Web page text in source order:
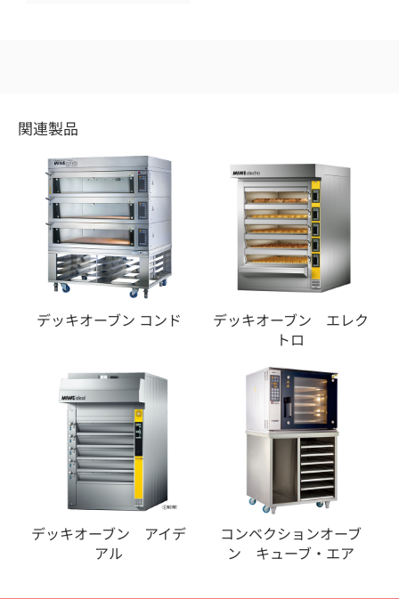
関連製品
デッキオーブン コンド
デッキオーブン エレク
トロ
デッキオーブン アイデ
アル
コンベクションオーブ
ン キューブ・エア